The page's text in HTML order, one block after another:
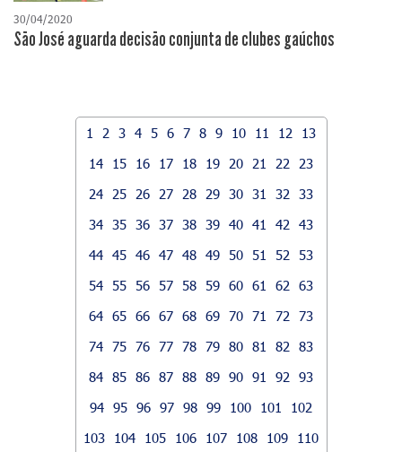
30/04/2020
São José aguarda decisão conjunta de clubes gaúchos
1 2 3 4 5 6 7 8 9 10 11 12
13
14
15 16 17 18 19 20 21 22
23
24
25 26 27 28 29 30 31 32
33
34 35 36 37 38 39 40 41 42
43
44 45 46 47 48 49 50 51 52
53
54 55 56 57 58 59 60 61 62
63
64 65 66 67 68 69 70 71 72
73
74 75 76 77 78 79 80 81 82
83
84 85 86 87 88 89 90 91 92
93
94 95 96 97 98 99 100 101
102
103
104 105 106 107 108 109
110